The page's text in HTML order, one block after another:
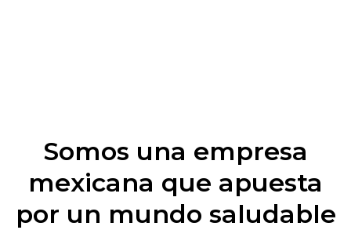
Somos una empresa
mexicana que apuesta
por un mundo saludable